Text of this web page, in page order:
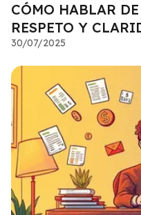
CÓMO HABLAR
RESPETO Y
30/07/2025